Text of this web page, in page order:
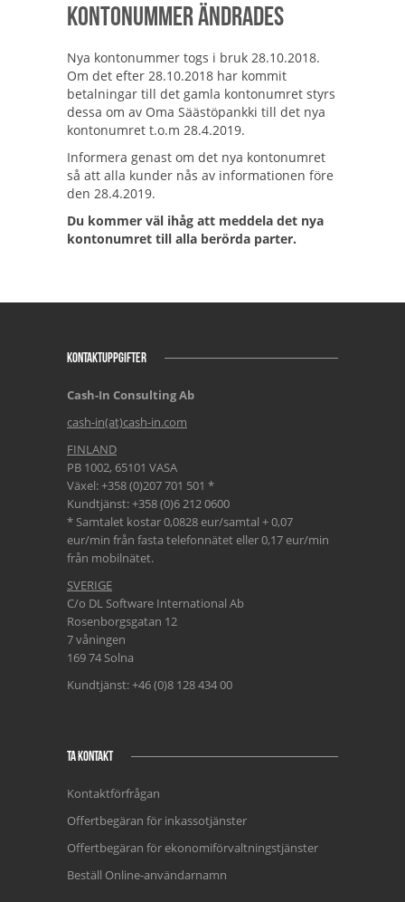
kontonummer ändrades
Nya kontonummer togs i bruk 28.10.2018.
Om det efter 28.10.2018 har kommit
betalningar till det gamla kontonumret styrs
dessa om av Oma Säästöpankki till det nya
kontonumret t.o.m 28.4.2019.
Informera genast om det nya kontonumret
så att alla kunder nås av informationen före
den 28.4.2019.
Du kommer väl ihåg att meddela det nya
kontonumret till alla berörda parter.
KONTAKTUPPGIFTER
Cash-In Consulting Ab
cash-in(at)cash-in.com
FINLAND
PB 1002, 65101 VASA
Växel: +358 (0)207 701 501 *
Kundtjänst: +358 (0)6 212 0600
* Samtalet kostar 0,0828 eur/samtal + 0,07
eur/min från fasta telefonnätet eller 0,17 eur/min
från mobilnätet.
SVERIGE
C/o DL Software International Ab
Rosenborgsgatan 12
7 våningen
169 74 Solna
Kundtjänst: +46 (0)8 128 434 00
TA KONTAKT
Kontaktförfrågan
Offertbegäran för inkassotjänster
Offertbegäran för ekonomiförvaltningstjänster
Beställ Online-användarnamn